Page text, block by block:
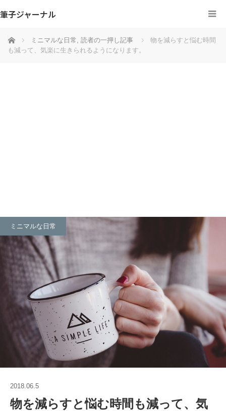
筆子ジャーナル
ホーム ミニマルな日常 , 読者の一押し記事
物を減らすと悩む時間
も減って、気楽に生きられるようになります。
ミニマルな日常
2018.06.5
物を減らすと悩む時間も減って、気